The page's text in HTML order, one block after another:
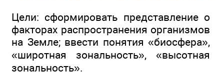
Цели: сформировать представление о
факторах распространения организмов
на Земле; ввести понятия «биосфера»,
«широтная зональность», «высотная
зональность».